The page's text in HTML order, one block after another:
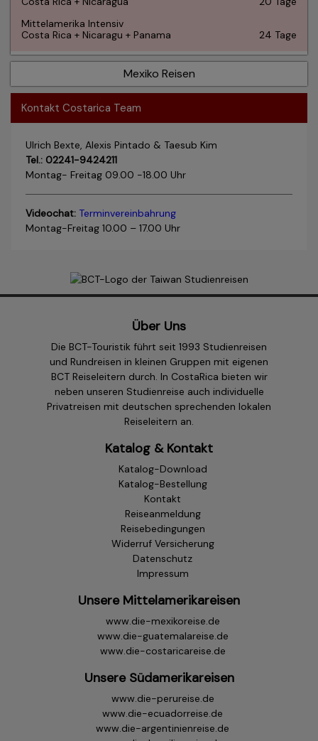
Mittelamerika Intensiv
Costa Rica + Nicaragu + Panama
24 Tage
Mexiko Reisen
Kontakt Costarica Team
Ulrich Bexte, Alexis Pintado & Taesub Kim
Tel.: 02241-9424211
Montag- Freitag 09.00 -18.00 Uhr
Videochat: Terminvereinbahrung
Montag-Freitag 10.00 – 17.00 Uhr
Über Uns
Die BCT-Touristik führt seit 1993 Studienreisen
und Rundreisen in kleinen Gruppen mit eigenen
BCT Reiseleitern durch. In CostaRica bieten wir
neben unseren Studienreise auch individuelle
Privatreisen mit deutschen sprechenden lokalen
Reiseleitern an.
Katalog & Kontakt
Katalog-Download
Katalog-Bestellung
Kontakt
Reiseanmeldung
Reisebedingungen
Widerruf Versicherung
Datenschutz
Impressum
Unsere Mittelamerikareisen
www.die-mexikoreise.de
www.die-guatemalareise.de
www.die-costaricareise.de
Unsere Südamerikareisen
www.die-perureise.de
www.die-ecuadorreise.de
www.die-argentinienreise.de